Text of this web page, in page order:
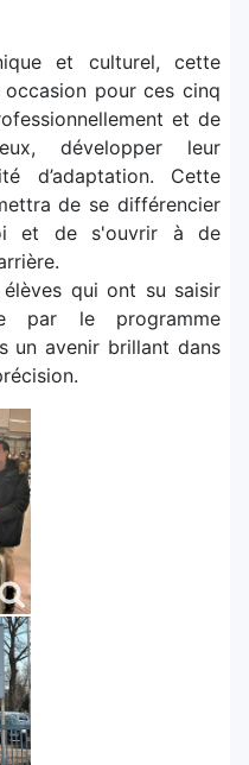
et culturel, cette
pour ces cinq
et de
développer leur
d’adaptation. Cette
de se différencier
et de s'ouvrir à de
qui ont su saisir
par le programme
un avenir brillant dans